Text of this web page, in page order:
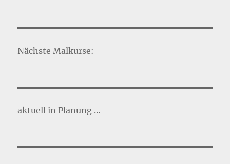
Nächste Malkurse:
aktuell in Planung ...